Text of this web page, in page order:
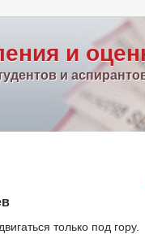
и
и
только под гору.